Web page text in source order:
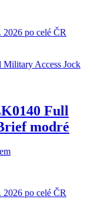
2026 po celé ČR
Full
modré
2026 po celé ČR